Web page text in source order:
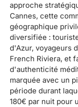
approche
Cannes, cette
géographique
diversifiée :
d'Azur, voyageurs
French Riviera, et
d'authenticité
marquée avec un
période durant
180€ par nuit pour